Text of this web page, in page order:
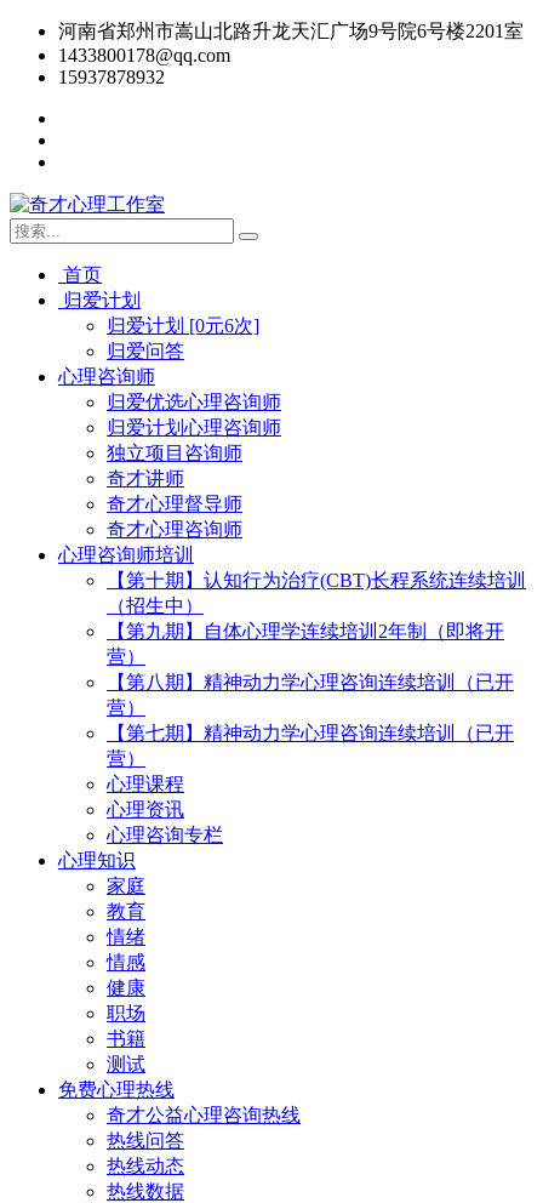
河南省郑州市嵩山北路升龙天汇广场9号院6号楼2201室
1433800178@qq.com
15937878932
首页
归爱计划
归爱计划 [0元6次]
归爱问答
心理咨询师
归爱优选心理咨询师
归爱计划心理咨询师
独立项目咨询师
奇才讲师
奇才心理督导师
奇才心理咨询师
心理咨询师培训
【第十期】认知行为治疗(CBT)长程系统连续培训
（招生中）
【第九期】自体心理学连续培训2年制（即将开
营）
【第八期】精神动力学心理咨询连续培训（已开
营）
【第七期】精神动力学心理咨询连续培训（已开
营）
心理课程
心理资讯
心理咨询专栏
心理知识
家庭
教育
情绪
情感
健康
职场
书籍
测试
免费心理热线
奇才公益心理咨询热线
热线问答
热线动态
热线数据